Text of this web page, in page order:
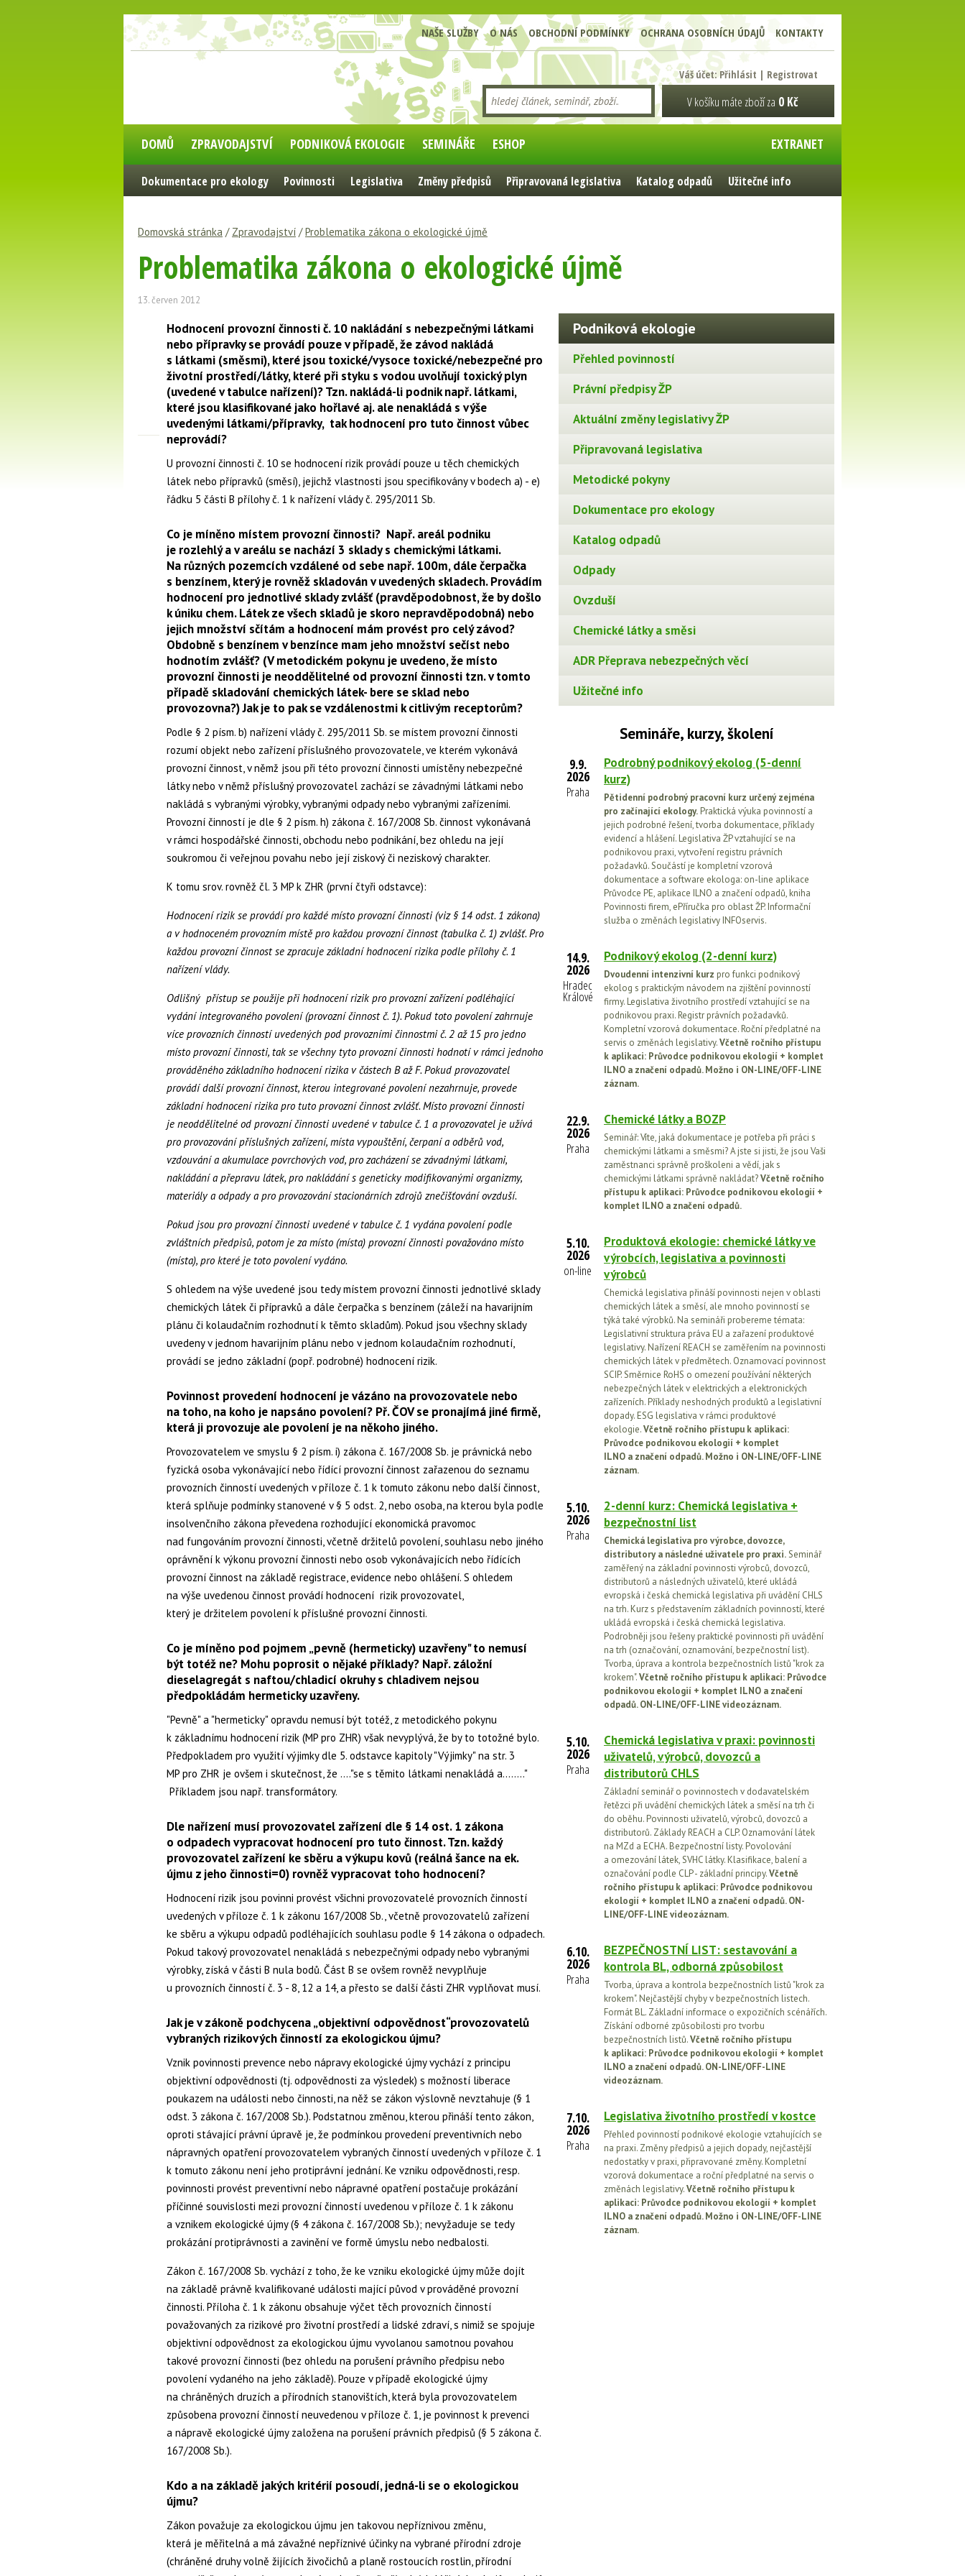
NAŠE SLUŽBY O NÁS OBCHODNÍ PODMÍNKY OCHRANA OSOBNÍCH ÚDAJŮ KONTAKTY
Váš účet:Přihlásit | Registrovat
V košíku máte zboží za 0 Kč
DOMŮ ZPRAVODAJSTVÍ PODNIKOVÁ EKOLOGIE SEMINÁŘE ESHOP EXTRANET
Dokumentace pro ekology Povinnosti Legislativa Změny předpisů Připravovaná legislativa Katalog odpadů Užitečné info
Domovská stránka / Zpravodajství /Problematika zákona o ekologické újmě
Problematika zákona o ekologické újmě
13. červen 2012
Hodnocení provozní činnosti č. 10 nakládání s nebezpečnými látkami
nebo přípravky se provádí pouze v případě, že závod nakládá
s látkami (směsmi), které jsou toxické/vysoce toxické/nebezpečné pro
životní prostředí/látky, které při styku s vodou uvolňují toxický plyn
(uvedené v tabulce nařízení)? Tzn. nakládá-li podnik např. látkami,
které jsou klasifikované jako hořlavé aj. ale nenakládá s výše
uvedenými látkami/přípravky, tak hodnocení pro tuto činnost vůbec
neprovádí?
U provozní činnosti č. 10 se hodnocení rizik provádí pouze u těch chemických
látek nebo přípravků (směsí), jejichž vlastnosti jsou specifikovány v bodech a) - e)
řádku 5 části B přílohy č. 1 k nařízení vlády č. 295/2011 Sb.
Co je míněno místem provozní činnosti? Např. areál podniku
je rozlehlý a v areálu se nachází 3 sklady s chemickými látkami.
Na různých pozemcích vzdálené od sebe např. 100m, dále čerpačka
s benzínem, který je rovněž skladován v uvedených skladech. Provádím
hodnocení pro jednotlivé sklady zvlášť (pravděpodobnost, že by došlo
k úniku chem. Látek ze všech skladů je skoro nepravděpodobná) nebo
jejich množství sčítám a hodnocení mám provést pro celý závod?
Obdobně s benzínem v benzínce mam jeho množství sečíst nebo
hodnotím zvlášť? (V metodickém pokynu je uvedeno, že místo
provozní činnosti je neoddělitelné od provozní činnosti tzn. v tomto
případě skladování chemických látek- bere se sklad nebo
provozovna?) Jak je to pak se vzdálenostmi k citlivým receptorům?
Podle § 2 písm. b) nařízení vlády č. 295/2011 Sb. se místem provozní činnosti
rozumí objekt nebo zařízení příslušného provozovatele, ve kterém vykonává
provozní činnost, v němž jsou při této provozní činnosti umístěny nebezpečné
látky nebo v němž příslušný provozovatel zachází se závadnými látkami nebo
nakládá s vybranými výrobky, vybranými odpady nebo vybranými zařízeními.
Provozní činností je dle § 2 písm. h) zákona č. 167/2008 Sb. činnost vykonávaná
v rámci hospodářské činnosti, obchodu nebo podnikání, bez ohledu na její
soukromou či veřejnou povahu nebo její ziskový či neziskový charakter.
K tomu srov. rovněž čl. 3 MP k ZHR (první čtyři odstavce):
Hodnocení rizik se provádí pro každé místo provozní činnosti (viz § 14 odst. 1 zákona)
a v hodnoceném provozním místě pro každou provozní činnost (tabulka č. 1) zvlášť. Pro
každou provozní činnost se zpracuje základní hodnocení rizika podle přílohy č. 1
nařízení vlády.
Odlišný přístup se použije při hodnocení rizik pro provozní zařízení podléhající
vydání integrovaného povolení (provozní činnost č. 1). Pokud toto povolení zahrnuje
více provozních činností uvedených pod provozními činnostmi č. 2 až 15 pro jedno
místo provozní činnosti, tak se všechny tyto provozní činnosti hodnotí v rámci jednoho
prováděného základního hodnocení rizika v částech B až F. Pokud provozovatel
provádí další provozní činnost, kterou integrované povolení nezahrnuje, provede
základní hodnocení rizika pro tuto provozní činnost zvlášť. Místo provozní činnosti
je neoddělitelné od provozní činnosti uvedené v tabulce č. 1 a provozovatel je užívá
pro provozování příslušných zařízení, místa vypouštění, čerpaní a odběrů vod,
vzdouvání a akumulace povrchových vod, pro zacházení se závadnými látkami,
nakládání a přepravu látek, pro nakládání s geneticky modifikovanými organizmy,
materiály a odpady a pro provozování stacionárních zdrojů znečišťování ovzduší.
Pokud jsou pro provozní činnosti uvedené v tabulce č. 1 vydána povolení podle
zvláštních předpisů, potom je za místo (místa) provozní činnosti považováno místo
(místa), pro které je toto povolení vydáno.
S ohledem na výše uvedené jsou tedy místem provozní činnosti jednotlivé sklady
chemických látek či přípravků a dále čerpačka s benzínem (záleží na havarijním
plánu či kolaudačním rozhodnutí k těmto skladům). Pokud jsou všechny sklady
uvedeny v jednom havarijním plánu nebo v jednom kolaudačním rozhodnutí,
provádí se jedno základní (popř. podrobné) hodnocení rizik.
Povinnost provedení hodnocení je vázáno na provozovatele nebo
na toho, na koho je napsáno povolení? Př. ČOV se pronajímá jiné firmě,
která ji provozuje ale povolení je na někoho jiného.
Provozovatelem ve smyslu § 2 písm. i) zákona č. 167/2008 Sb. je právnická nebo
fyzická osoba vykonávající nebo řídící provozní činnost zařazenou do seznamu
provozních činností uvedených v příloze č. 1 k tomuto zákonu nebo další činnost,
která splňuje podmínky stanovené v § 5 odst. 2, nebo osoba, na kterou byla podle
insolvenčního zákona převedena rozhodující ekonomická pravomoc
nad fungováním provozní činnosti, včetně držitelů povolení, souhlasu nebo jiného
oprávnění k výkonu provozní činnosti nebo osob vykonávajících nebo řídících
provozní činnost na základě registrace, evidence nebo ohlášení. S ohledem
na výše uvedenou činnost provádí hodnocení rizik provozovatel,
který je držitelem povolení k příslušné provozní činnosti.
Co je míněno pod pojmem „pevně (hermeticky) uzavřeny" to nemusí
být totéž ne? Mohu poprosit o nějaké příklady? Např. záložní
dieselagregát s naftou/chladicí okruhy s chladivem nejsou
předpokládám hermeticky uzavřeny.
"Pevně" a "hermeticky" opravdu nemusí být totéž, z metodického pokynu
k základnímu hodnocení rizik (MP pro ZHR) však nevyplývá, že by to totožné bylo.
Předpokladem pro využití výjimky dle 5. odstavce kapitoly "Výjimky" na str. 3
MP pro ZHR je ovšem i skutečnost, že ...."se s těmito látkami nenakládá a........"
Příkladem jsou např. transformátory.
Dle nařízení musí provozovatel zařízení dle § 14 ost. 1 zákona
o odpadech vypracovat hodnocení pro tuto činnost. Tzn. každý
provozovatel zařízení ke sběru a výkupu kovů (reálná šance na ek.
újmu z jeho činnosti=0) rovněž vypracovat toho hodnocení?
Hodnocení rizik jsou povinni provést všichni provozovatelé provozních činností
uvedených v příloze č. 1 k zákonu 167/2008 Sb., včetně provozovatelů zařízení
ke sběru a výkupu odpadů podléhajících souhlasu podle § 14 zákona o odpadech.
Pokud takový provozovatel nenakládá s nebezpečnými odpady nebo vybranými
výrobky, získá v části B nula bodů. Část B se ovšem rovněž nevyplňuje
u provozních činností č. 3 - 8, 12 a 14, a přesto se další části ZHR vyplňovat musí.
Jak je v zákoně podchycena „objektivní odpovědnost“provozovatelů
vybraných rizikových činností za ekologickou újmu?
Vznik povinnosti prevence nebo nápravy ekologické újmy vychází z principu
objektivní odpovědnosti (tj. odpovědnosti za výsledek) s možností liberace
poukazem na události nebo činnosti, na něž se zákon výslovně nevztahuje (§ 1
odst. 3 zákona č. 167/2008 Sb.). Podstatnou změnou, kterou přináší tento zákon,
oproti stávající právní úpravě je, že podmínkou provedení preventivních nebo
nápravných opatření provozovatelem vybraných činností uvedených v příloze č. 1
k tomuto zákonu není jeho protiprávní jednání. Ke vzniku odpovědnosti, resp.
povinnosti provést preventivní nebo nápravné opatření postačuje prokázání
příčinné souvislosti mezi provozní činností uvedenou v příloze č. 1 k zákonu
a vznikem ekologické újmy (§ 4 zákona č. 167/2008 Sb.); nevyžaduje se tedy
prokázání protiprávnosti a zavinění ve formě úmyslu nebo nedbalosti.
Zákon č. 167/2008 Sb. vychází z toho, že ke vzniku ekologické újmy může dojít
na základě právně kvalifikované události mající původ v prováděné provozní
činnosti. Příloha č. 1 k zákonu obsahuje výčet těch provozních činností
považovaných za rizikové pro životní prostředí a lidské zdraví, s nimiž se spojuje
objektivní odpovědnost za ekologickou újmu vyvolanou samotnou povahou
takové provozní činnosti (bez ohledu na porušení právního předpisu nebo
povolení vydaného na jeho základě). Pouze v případě ekologické újmy
na chráněných druzích a přírodních stanovištích, která byla provozovatelem
způsobena provozní činností neuvedenou v příloze č. 1, je povinnost k prevenci
a nápravě ekologické újmy založena na porušení právních předpisů (§ 5 zákona č.
167/2008 Sb.).
Kdo a na základě jakých kritérií posoudí, jedná-li se o ekologickou
újmu?
Zákon považuje za ekologickou újmu jen takovou nepříznivou změnu,
která je měřitelná a má závažné nepříznivé účinky na vybrané přírodní zdroje
(chráněné druhy volně žijících živočichů a planě rostoucích rostlin, přírodní
Podniková ekologie
Přehled povinností
Právní předpisy ŽP
Aktuální změny legislativy ŽP
Připravovaná legislativa
Metodické pokyny
Dokumentace pro ekology
Katalog odpadů
Odpady
Ovzduší
Chemické látky a směsi
ADR Přeprava nebezpečných věcí
Užitečné info
Semináře, kurzy, školení
9.9.
2026
Praha
Podrobný podnikový ekolog (5-denní
kurz)
Pětidenní podrobný pracovní kurz určený zejména
pro začínající ekology. Praktická výuka povinností a
jejich podrobné řešení, tvorba dokumentace, příklady
evidencí a hlášení. Legislativa ŽP vztahující se na
podnikovou praxi, vytvoření registru právních
požadavků. Součástí je kompletní vzorová
dokumentace a software ekologa: on-line aplikace
Průvodce PE, aplikace ILNO a značení odpadů, kniha
Povinnosti firem, ePříručka pro oblast ŽP. Informační
služba o změnách legislativy INFOservis.
14.9.
2026
Hradec
Králové
Podnikový ekolog (2-denní kurz)
Dvoudenní intenzivní kurz pro funkci podnikový
ekolog s praktickým návodem na zjištění povinností
firmy. Legislativa životního prostředí vztahující se na
podnikovou praxi. Registr právních požadavků.
Kompletní vzorová dokumentace. Roční předplatné na
servis o změnách legislativy.Včetně ročního přístupu
k aplikaci: Průvodce podnikovou ekologií + komplet
ILNO a značení odpadů. Možno i ON-LINE/OFF-LINE
záznam.
22.9.
2026
Praha
Chemické látky a BOZP
Seminář: Víte, jaká dokumentace je potřeba při práci s
chemickými látkami a směsmi? A jste si jisti, že jsou Vaši
zaměstnanci správně proškoleni a vědí, jak s
chemickými látkami správně nakládat?Včetně ročního
přístupu k aplikaci: Průvodce podnikovou ekologií +
komplet ILNO a značení odpadů.
5.10.
2026
on-line
Produktová ekologie: chemické látky ve
výrobcích, legislativa a povinnosti
výrobců
Chemická legislativa přináší povinnosti nejen v oblasti
chemických látek a směsí, ale mnoho povinností se
týká také výrobků. Na semináři probereme témata:
Legislativní struktura práva EU a zařazení produktové
legislativy. Nařízení REACH se zaměřením na povinnosti
chemických látek v předmětech. Oznamovací povinnost
SCIP. Směrnice RoHS o omezení používání některých
nebezpečných látek v elektrických a elektronických
zařízeních. Příklady neshodných produktů a legislativní
dopady. ESG legislativa v rámci produktové
ekologie.Včetně ročního přístupu k aplikaci:
Průvodce podnikovou ekologií + komplet
ILNO a značení odpadů. Možno i ON-LINE/OFF-LINE
záznam.
5.10.
2026
Praha
2-denní kurz: Chemická legislativa +
bezpečnostní list
Chemická legislativa pro výrobce, dovozce,
distributory a následné uživatele pro praxi.Seminář
zaměřený na základní povinnosti výrobců, dovozců,
distributorů a následných uživatelů, které ukládá
evropská i česká chemická legislativa při uvádění CHLS
na trh. Kurz s představením základních povinností, které
ukládá evropská i česká chemická legislativa.
Podrobněji jsou řešeny praktické povinnosti při uvádění
na trh (označování, oznamování, bezpečnostní list).
Tvorba, úprava a kontrola bezpečnostních listů "krok za
krokem".Včetně ročního přístupu k aplikaci: Průvodce
podnikovou ekologií + komplet ILNO a značení
odpadů. ON-LINE/OFF-LINE videozáznam.
5.10.
2026
Praha
Chemická legislativa v praxi: povinnosti
uživatelů, výrobců, dovozců a
distributorů CHLS
Základní seminář o povinnostech v dodavatelském
řetězci při uvádění chemických látek a směsí na trh či
do oběhu. Povinnosti uživatelů, výrobců, dovozců a
distributorů. Základy REACH a CLP. Oznamování látek
na MZd a ECHA. Bezpečnostní listy. Povolování
a omezování látek, SVHC látky. Klasifikace, balení a
označování podle CLP - základní principy.Včetně
ročního přístupu k aplikaci: Průvodce podnikovou
ekologií + komplet ILNO a značení odpadů. ON-
LINE/OFF-LINE videozáznam.
6.10.
2026
Praha
BEZPEČNOSTNÍ LIST: sestavování a
kontrola BL, odborná způsobilost
Tvorba, úprava a kontrola bezpečnostních listů "krok za
krokem". Nejčastější chyby v bezpečnostních listech.
Formát BL. Základní informace o expozičních scénářích.
Získání odborné způsobilosti pro tvorbu
bezpečnostních listů.Včetně ročního přístupu
k aplikaci: Průvodce podnikovou ekologií + komplet
ILNO a značení odpadů. ON-LINE/OFF-LINE
videozáznam.
7.10.
2026
Praha
Legislativa životního prostředí v kostce
Přehled povinností podnikové ekologie vztahujících se
na praxi. Změny předpisů a jejich dopady, nejčastější
nedostatky v praxi, připravované změny. Kompletní
vzorová dokumentace a roční předplatné na servis o
změnách legislativy.Včetně ročního přístupu k
aplikaci: Průvodce podnikovou ekologií + komplet
ILNO a značení odpadů. Možno i ON-LINE/OFF-LINE
záznam.